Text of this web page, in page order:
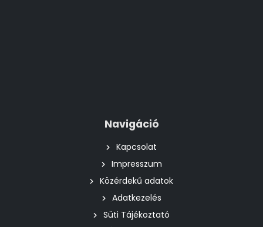
Navigáció
Kapcsolat
Impresszum
Közérdekű adatok
Adatkezelés
Süti Tájékoztató